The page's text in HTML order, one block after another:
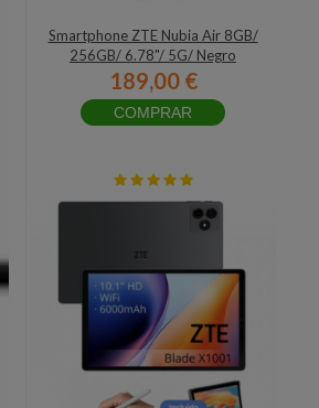
Smartphone ZTE Nubia Air 8GB/
256GB/ 6.78"/ 5G/ Negro
189,00 €
COMPRAR